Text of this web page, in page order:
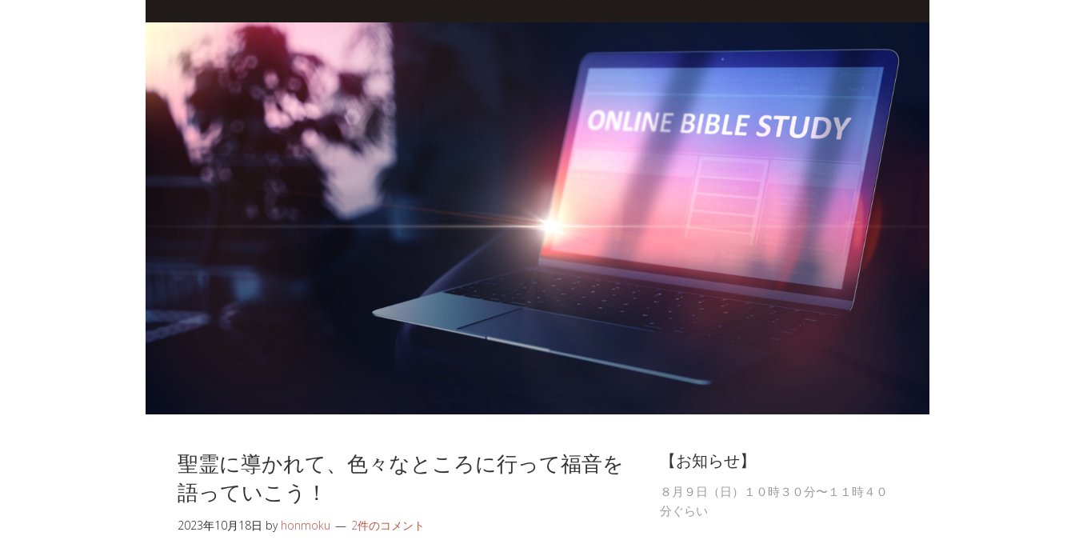
聖霊に導かれて、色々なところに行って福音を
語っていこう！
2023年10月18日 by honmoku 2件のコメント
【お知らせ】
８月９日（日）１０時３０分〜１１時４０
分ぐらい